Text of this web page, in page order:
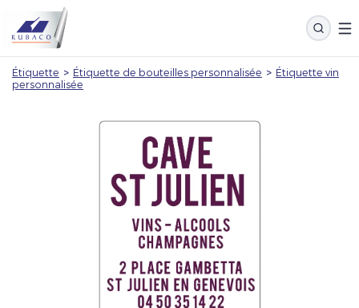
Étiquette > Étiquette de bouteilles personnalisée > Étiquette vin
personnalisée